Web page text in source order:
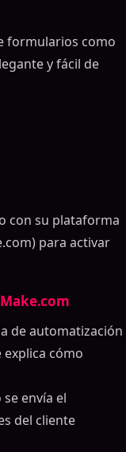
formularios como
y fácil de
con su plataforma
para activar
Make.com
de automatización
cómo
se envía el
del cliente